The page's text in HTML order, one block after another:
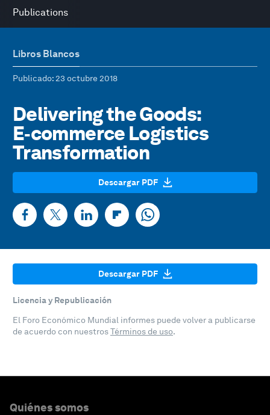
Publications
Libros Blancos
Publicado: 23 octubre 2018
Delivering the Goods:
E‑commerce Logistics
Transformation
Descargar PDF
Descargar PDF
Licencia y Republicación
El Foro Económico Mundial informes puede volver a publicarse
de acuerdo con nuestrosTérminos de uso.
Quiénes somos